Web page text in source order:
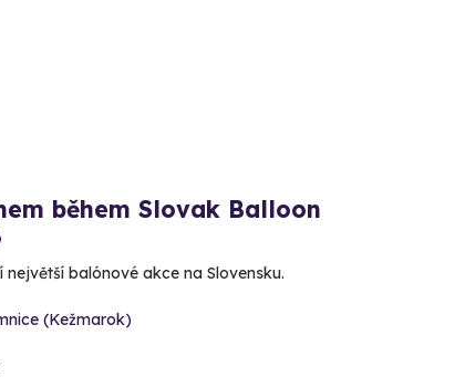
během Slovak Balloon
největší balónové akce na Slovensku.
(Kežmarok)